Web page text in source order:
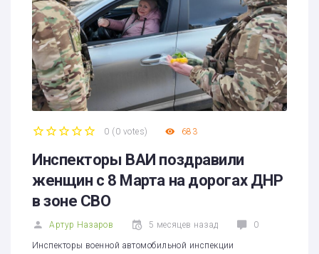
0 (0 votes) 683
Инспекторы ВАИ поздравили
женщин с 8 Марта на дорогах ДНР
в зоне СВО
Артур Назаров 5 месяцев назад 0
Инспекторы военной автомобильной инспекции